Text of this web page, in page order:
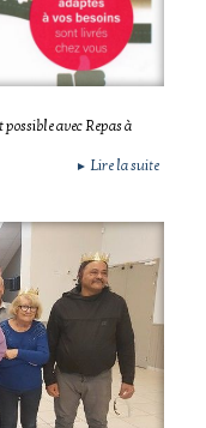
avec Repas à
► Lire la suite